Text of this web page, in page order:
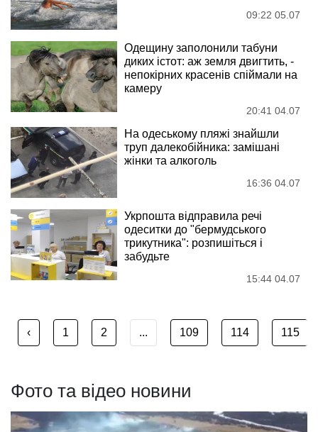
09:22 05.07
Одещину заполонили табуни
диких істот: аж земля двигтить, -
непокiрних красенiв спiймали на
камеру
20:41 04.07
На одеському пляжі знайшли
труп далекобійника: замішані
жінки та алкоголь
16:36 04.07
Укрпошта відправила речі
одеситки до "бермудського
трикутника": розпишіться і
забудьте
15:44 04.07
‹ 1 2 ... 109 114 115
Фото та відео новини